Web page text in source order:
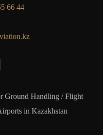
66 44
Ground Handling / Flight
in Kazakhstan